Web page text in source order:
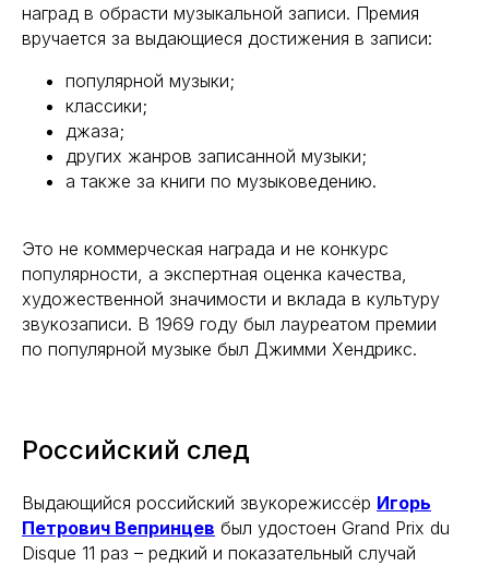
наград в обрасти музыкальной записи. Премия
вручается за выдающиеся достижения в записи:
популярной музыки;
классики;
джаза;
других жанров записанной музыки;
а также за книги по музыковедению.
Это не коммерческая награда и не конкурс
популярности, а экспертная оценка качества,
художественной значимости и вклада в культуру
звукозаписи. В 1969 году был лауреатом премии
по популярной музыке был Джимми Хендрикс.
Российский след
Выдающийся российский звукорежиссёр Игорь
Петрович Вепринцев был удостоен Grand Prix du
Disque 11 раз – редкий и показательный случай